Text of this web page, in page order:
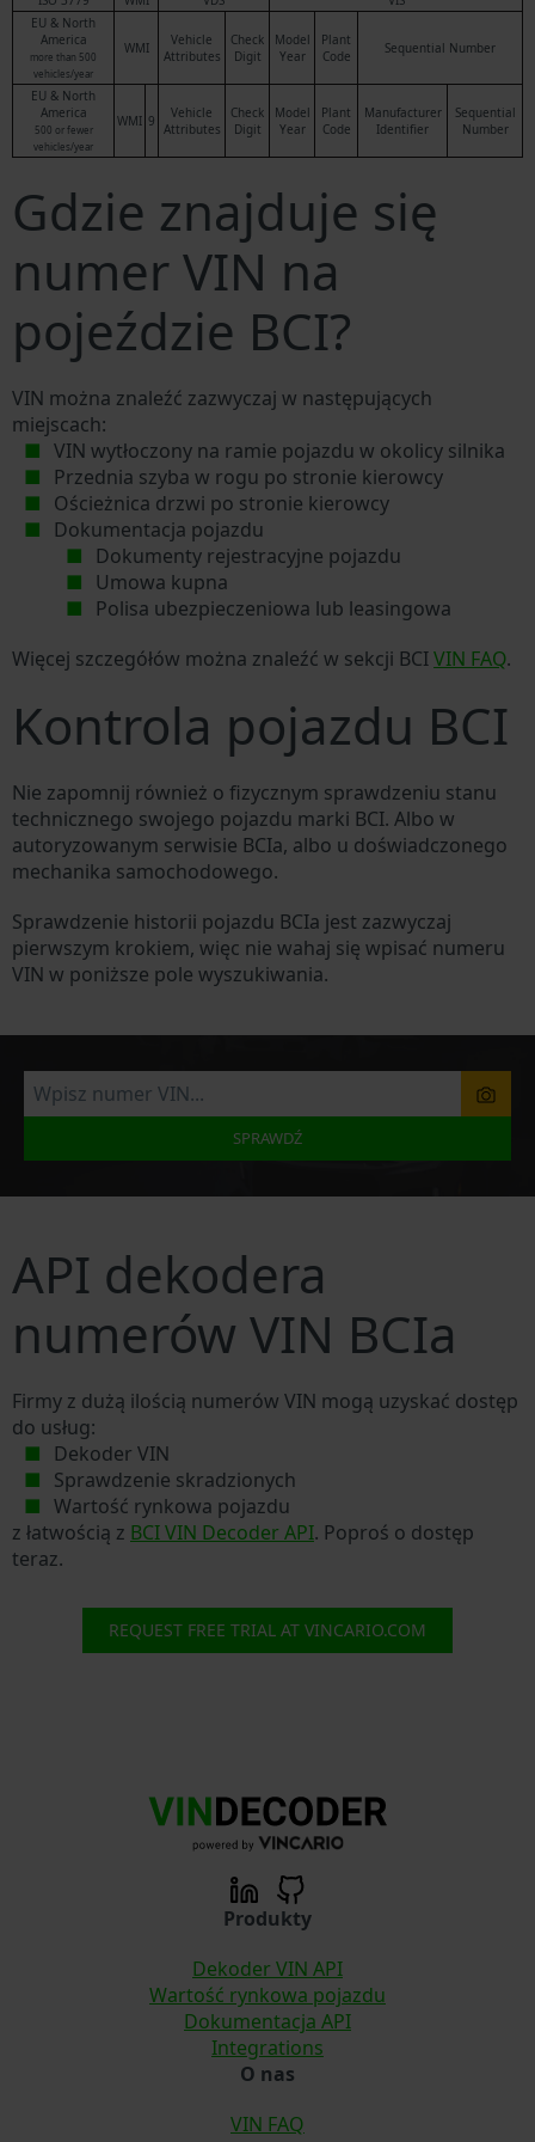
EU & North
America
more than 500
vehicles/year
WMI
Vehicle
Attributes
Check
Digit
Model
Year
Plant
Code
Sequential Number
EU & North
America
500 or fewer
vehicles/year
WMI 9
Vehicle
Attributes
Check
Digit
Model
Year
Plant
Code
Manufacturer
Identifier
Sequential
Number
Gdzie znajduje się
numer VIN na
pojeździe BCI?
VIN można znaleźć zazwyczaj w następujących
miejscach:
VIN wytłoczony na ramie pojazdu w okolicy silnika
Przednia szyba w rogu po stronie kierowcy
Ościeżnica drzwi po stronie kierowcy
Dokumentacja pojazdu
Dokumenty rejestracyjne pojazdu
Umowa kupna
Polisa ubezpieczeniowa lub leasingowa
Więcej szczegółów można znaleźć w sekcji BCIVIN FAQ.
Kontrola pojazdu BCI
Nie zapomnij również o fizycznym sprawdzeniu stanu
technicznego swojego pojazdu marki BCI. Albo w
autoryzowanym serwisie BCIa, albo u doświadczonego
mechanika samochodowego.
Sprawdzenie historii pojazdu BCIa jest zazwyczaj
pierwszym krokiem, więc nie wahaj się wpisać numeru
VIN w poniższe pole wyszukiwania.
SPRAWDŹ
API dekodera
numerów VIN BCIa
Firmy z dużą ilością numerów VIN mogą uzyskać dostęp
do usług:
Dekoder VIN
Sprawdzenie skradzionych
Wartość rynkowa pojazdu
z łatwością z BCI VIN Decoder API. Poproś o dostęp
teraz.
REQUEST FREE TRIAL AT VINCARIO.COM
Produkty
Dekoder VIN API
Wartość rynkowa pojazdu
Dokumentacja API
Integrations
O nas
VIN FAQ